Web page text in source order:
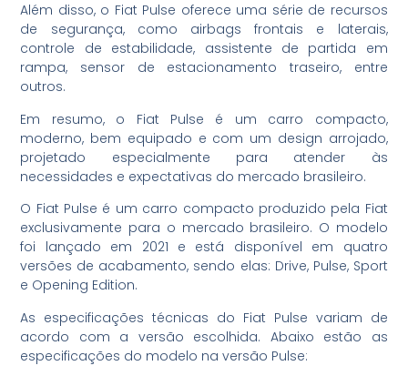
Além disso, o Fiat Pulse oferece uma série de recursos
de segurança, como airbags frontais e laterais,
controle de estabilidade, assistente de partida em
rampa, sensor de estacionamento traseiro, entre
outros.
Em resumo, o Fiat Pulse é um carro compacto,
moderno, bem equipado e com um design arrojado,
projetado especialmente para atender às
necessidades e expectativas do mercado brasileiro.
O Fiat Pulse é um carro compacto produzido pela Fiat
exclusivamente para o mercado brasileiro. O modelo
foi lançado em 2021 e está disponível em quatro
versões de acabamento, sendo elas: Drive, Pulse, Sport
e Opening Edition.
As especificações técnicas do Fiat Pulse variam de
acordo com a versão escolhida. Abaixo estão as
especificações do modelo na versão Pulse: